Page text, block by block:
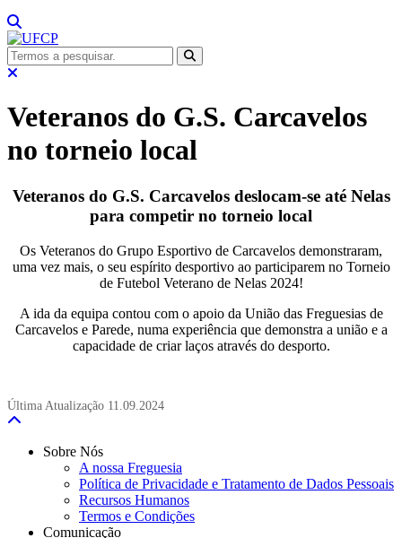
Veteranos do G.S. Carcavelos
no torneio local
Veteranos do G.S. Carcavelos deslocam-se até Nelas
para competir no torneio local
Os Veteranos do Grupo Esportivo de Carcavelos demonstraram,
uma vez mais, o seu espírito desportivo ao participarem no Torneio
de Futebol Veterano de Nelas 2024!
A ida da equipa contou com o apoio da União das Freguesias de
Carcavelos e Parede, numa experiência que demonstra a união e a
capacidade de criar laços através do desporto.
Última Atualização 11.09.2024
Sobre Nós
A nossa Freguesia
Política de Privacidade e Tratamento de Dados Pessoais
Recursos Humanos
Termos e Condições
Comunicação